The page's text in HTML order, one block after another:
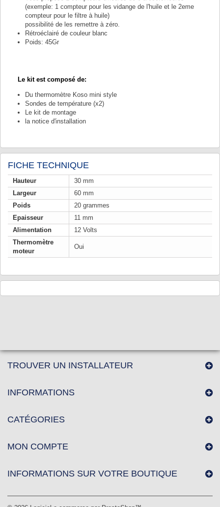
(exemple: 1 compteur pour les vidange de l'huile et le 2eme
compteur pour le filtre à huile)
possibilité de les remettre à zéro.
Rétroéclairé de couleur blanc
Poids: 45Gr
Le kit est composé de:
Du thermomètre Koso mini style
Sondes de température (x2)
Le kit de montage
la notice d'installation
FICHE TECHNIQUE
Hauteur
30 mm
Largeur
60 mm
Poids
20 grammes
Epaisseur
11 mm
Alimentation
12 Volts
Thermomètre
moteur
Oui
TROUVER UN INSTALLATEUR
INFORMATIONS
CATÉGORIES
MON COMPTE
INFORMATIONS SUR VOTRE BOUTIQUE